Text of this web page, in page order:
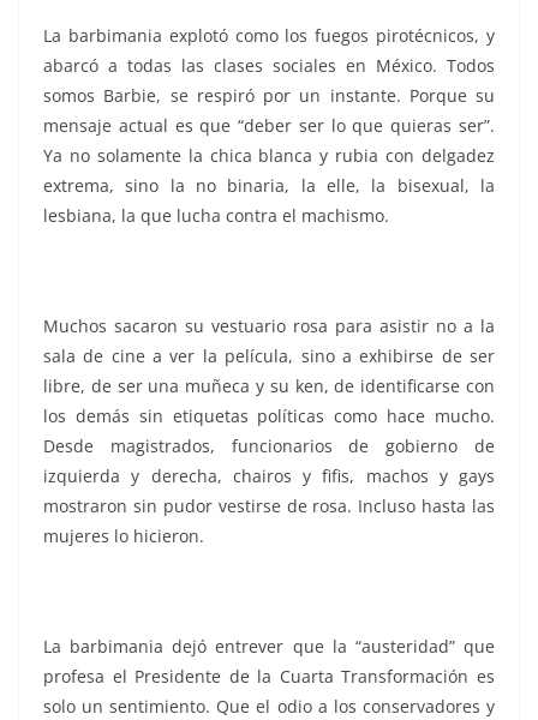
La barbimania explotó como los fuegos pirotécnicos, y
abarcó a todas las clases sociales en México. Todos
somos Barbie, se respiró por un instante. Porque su
mensaje actual es que “deber ser lo que quieras ser”.
Ya no solamente la chica blanca y rubia con delgadez
extrema, sino la no binaria, la elle, la bisexual, la
lesbiana, la que lucha contra el machismo.
Muchos sacaron su vestuario rosa para asistir no a la
sala de cine a ver la película, sino a exhibirse de ser
libre, de ser una muñeca y su ken, de identificarse con
los demás sin etiquetas políticas como hace mucho.
Desde magistrados, funcionarios de gobierno de
izquierda y derecha, chairos y fifis, machos y gays
mostraron sin pudor vestirse de rosa. Incluso hasta las
mujeres lo hicieron.
La barbimania dejó entrever que la “austeridad” que
profesa el Presidente de la Cuarta Transformación es
solo un sentimiento. Que el odio a los conservadores y